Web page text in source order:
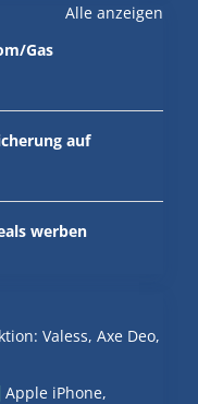
Alle anzeigen
Gas
auf
werben
Valess, Axe Deo,
iPhone,